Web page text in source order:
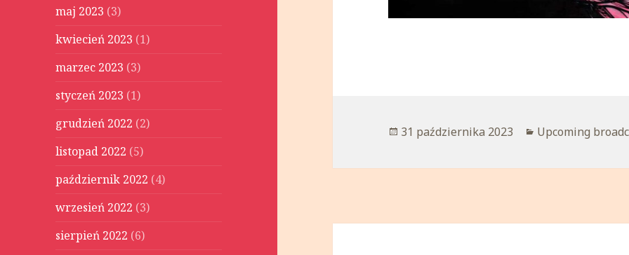
maj 2023 (3)
kwiecień 2023 (1)
marzec 2023 (3)
styczeń 2023 (1)
grudzień 2022 (2)
listopad 2022 (5)
październik 2022 (4)
wrzesień 2022 (3)
sierpień 2022 (6)
Opublikowano
31 października 2023 Kategorie
Upcoming